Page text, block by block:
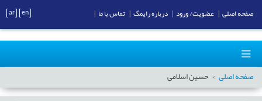
صفحه اصلی حسین اسلامی
صفحه اصلی عضویت/ ورود درباره رایمگ تماس با ما [ar]